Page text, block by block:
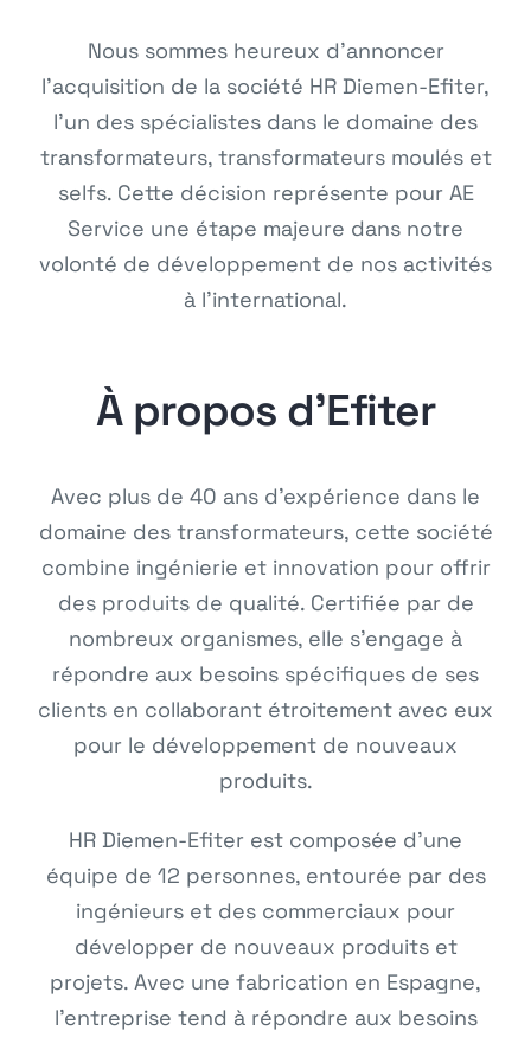
Nous sommes heureux d’annoncer
l’acquisition de la société HR Diemen-Efiter,
l’un des spécialistes dans le domaine des
transformateurs, transformateurs moulés et
selfs. Cette décision représente pour AE
Service une étape majeure dans notre
volonté de développement de nos activités
à l’international.
À propos d’Efiter
Avec plus de 40 ans d’expérience dans le
domaine des transformateurs, cette société
combine ingénierie et innovation pour offrir
des produits de qualité. Certifiée par de
nombreux organismes, elle s’engage à
répondre aux besoins spécifiques de ses
clients en collaborant étroitement avec eux
pour le développement de nouveaux
produits.
HR Diemen-Efiter est composée d’une
équipe de 12 personnes, entourée par des
ingénieurs et des commerciaux pour
développer de nouveaux produits et
projets. Avec une fabrication en Espagne,
l’entreprise tend à répondre aux besoins